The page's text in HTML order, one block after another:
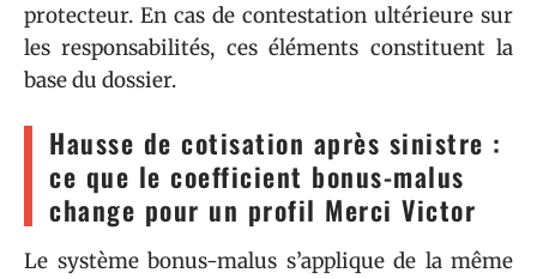
protecteur. En cas de contestation ultérieure sur
les responsabilités, ces éléments constituent la
base du dossier.
Hausse de cotisation après sinistre :
ce que le coefficient bonus-malus
change pour un profil Merci Victor
Le système bonus-malus s’applique de la même